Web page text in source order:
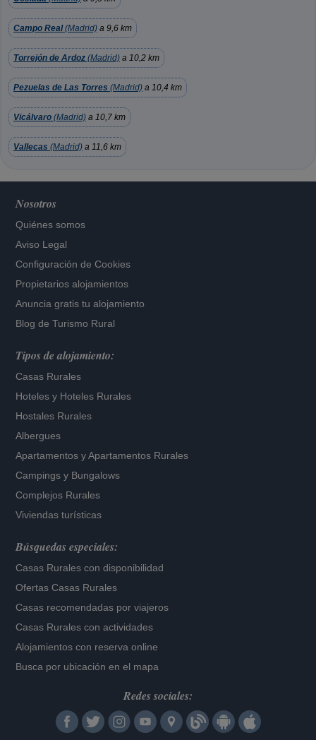
Campo Real(Madrid) a 9,6 km
Torrejón de Ardoz (Madrid) a 10,2 km
Pezuelas de Las Torres (Madrid) a 10,4 km
Vicálvaro (Madrid) a 10,7 km
Vallecas (Madrid) a 11,6 km
Nosotros
Quiénes somos
Aviso Legal
Configuración de Cookies
Propietarios alojamientos
Anuncia gratis tu alojamiento
Blog de Turismo Rural
Tipos de alojamiento:
Casas Rurales
Hoteles y Hoteles Rurales
Hostales Rurales
Albergues
Apartamentos yApartamentos Rurales
Campings y Bungalows
Complejos Rurales
Viviendas turísticas
Búsquedas especiales:
Casas Rurales con disponibilidad
Ofertas Casas Rurales
Casas recomendadas por viajeros
Casas Rurales con actividades
Alojamientos con reserva online
Busca por ubicación en el mapa
Redes sociales: